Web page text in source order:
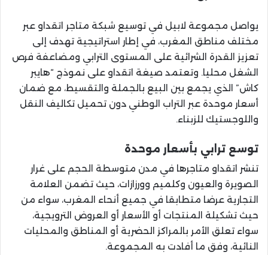
يواصل مجموعة لابيل في توسيع شبكة متاجر اتقداو عبر
مختلف مناطق المغرب، في إطار استراتيجية تهدف إلى
تعزيز القدرة الشرائية على المستوى الترابي ومضاعفة فرص
الشغل محليا. وتعتمد صيغة اتقداو على نموذج “هايبر
كاش” الذي يجمع بين البيع بالجملة والتقسيط، مع ضمان
أسعار موحدة عبر التراب الوطني دون تحميل تكاليف النقل
واللوجستيك للزبناء.
توسع ترابي بأسعار موحدة
تنشر اتقداو متاجرها في مدن متوسطة الحجم على غرار
الصويرة والعيون وكلميم وورزازات، حيث تضمن العلامة
التجارية عرضا متطابقا في جميع أنحاء المغرب، سواء من
حيث تشكيلة المنتجات أو الأسعار أو العروض الترويجية،
سواء تعلق الأمر بالمراكز الحضرية أو المناطق والمحليات
النائية، وفق ما أفادت به المجموعة.